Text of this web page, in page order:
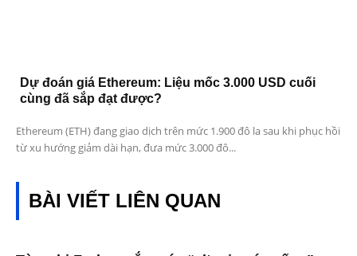
Dự đoán giá Ethereum: Liệu mốc 3.000 USD cuối
cùng đã sắp đạt được?
Ethereum (ETH) đang giao dịch trên mức 1.900 đô la sau khi phục hồi
từ xu hướng giảm dài hạn, đưa mức 3.000 đô...
BÀI VIẾT LIÊN QUAN